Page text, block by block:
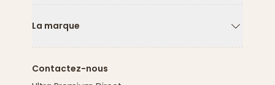
La marque
Contactez-nous